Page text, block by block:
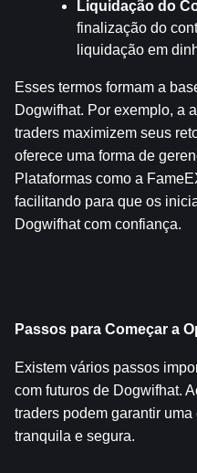
Liquidação do
finalização do
liquidação em
Esses termos formam a
Dogwifhat. Por exemplo, a
traders maximizem seus
oferece uma forma de
Plataformas como a
facilitando para que os
Dogwifhat com confiança.
Passos para Começar a
Existem vários passos
com futuros de Dogwifhat.
traders podem garantir
tranquila e segura.